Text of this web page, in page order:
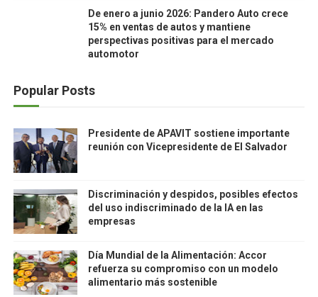
De enero a junio 2026: Pandero Auto crece
15% en ventas de autos y mantiene
perspectivas positivas para el mercado
automotor
Popular Posts
Presidente de APAVIT sostiene importante
reunión con Vicepresidente de El Salvador
Discriminación y despidos, posibles efectos
del uso indiscriminado de la IA en las
empresas
Día Mundial de la Alimentación: Accor
refuerza su compromiso con un modelo
alimentario más sostenible